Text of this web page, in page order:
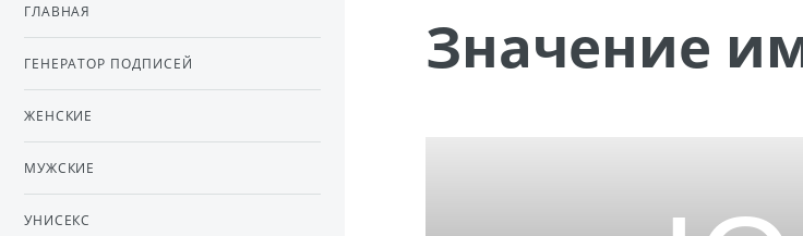
Значение
ГЛАВНАЯ
ГЕНЕРАТОР ПОДПИСЕЙ
ЖЕНСКИЕ
МУЖСКИЕ
УНИСЕКС